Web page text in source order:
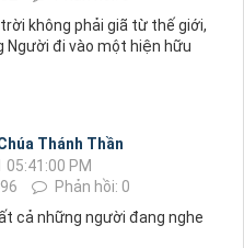
không phải giã từ thế giới,
Người đi vào một hiện hữu
Thánh Thần
PM
Phản hồi: 0
cả những người đang nghe